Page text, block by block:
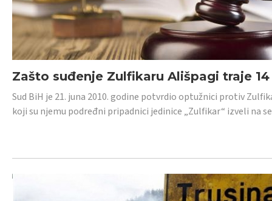
Zašto suđenje Zulfikaru Ališpagi traje
Sud BiH je 21. juna 2010. godine potvrdio optužnici protiv
koji su njemu podređni pripadnici jedinice „Zulfikar“ izveli na